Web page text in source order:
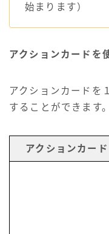
始まります）
アクションカードを
アクションカードを
することができます。
アクションカード